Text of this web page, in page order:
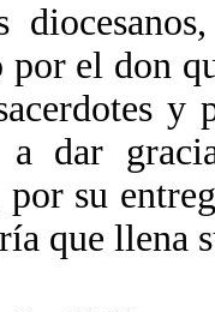
por el don
y
a dar
por su
que llena